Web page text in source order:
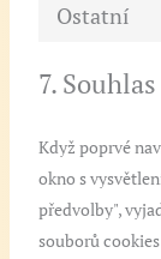
Ostatní
7. Souhlas
Když poprvé
okno s
předvolby",
souborů